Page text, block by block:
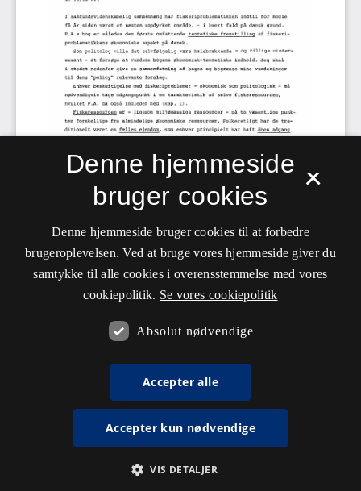
×
Denne hjemmeside
bruger cookies
Denne hjemmeside bruger cookies til at forbedre
brugeroplevelsen. Ved at bruge vores hjemmeside giver du
samtykke til alle cookies i overensstemmelse med vores
cookiepolitik. Se vores cookiepolitik
Absolut nødvendige
Accepter alle
Accepter kun nødvendige
VIS DETALJER